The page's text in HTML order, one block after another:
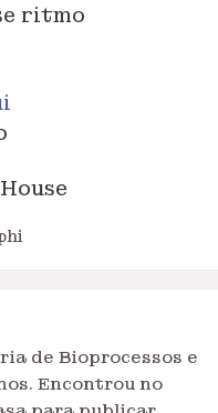
ritmo
de Bioprocessos e
Encontrou no